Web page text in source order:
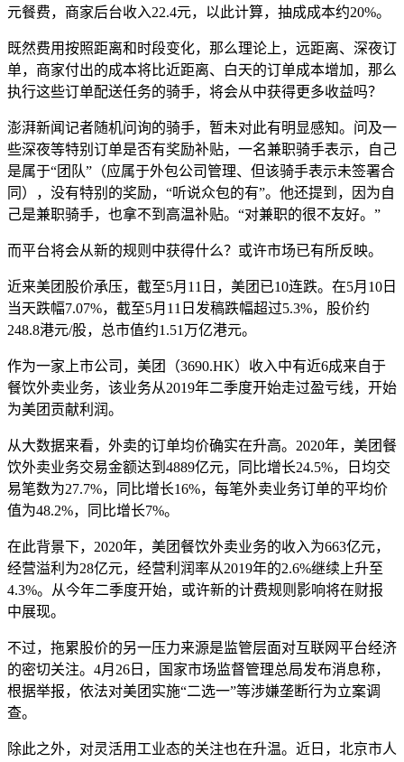
元餐费，商家后台收入22.4元，以此计算，抽成成本约20%。
既然费用按照距离和时段变化，那么理论上，远距离、深夜订
单，商家付出的成本将比近距离、白天的订单成本增加，那么
执行这些订单配送任务的骑手，将会从中获得更多收益吗？
澎湃新闻记者随机问询的骑手，暂未对此有明显感知。问及一
些深夜等特别订单是否有奖励补贴，一名兼职骑手表示，自己
是属于“团队”（应属于外包公司管理、但该骑手表示未签署合
同），没有特别的奖励，“听说众包的有”。他还提到，因为自
己是兼职骑手，也拿不到高温补贴。“对兼职的很不友好。”
而平台将会从新的规则中获得什么？或许市场已有所反映。
近来美团股价承压，截至5月11日，美团已10连跌。在5月10日
当天跌幅7.07%，截至5月11日发稿跌幅超过5.3%，股价约
248.8港元/股，总市值约1.51万亿港元。
作为一家上市公司，美团（3690.HK）收入中有近6成来自于
餐饮外卖业务，该业务从2019年二季度开始走过盈亏线，开始
为美团贡献利润。
从大数据来看，外卖的订单均价确实在升高。2020年，美团餐
饮外卖业务交易金额达到4889亿元，同比增长24.5%，日均交
易笔数为27.7%，同比增长16%，每笔外卖业务订单的平均价
值为48.2%，同比增长7%。
在此背景下，2020年，美团餐饮外卖业务的收入为663亿元，
经营溢利为28亿元，经营利润率从2019年的2.6%继续上升至
4.3%。从今年二季度开始，或许新的计费规则影响将在财报
中展现。
不过，拖累股价的另一压力来源是监管层面对互联网平台经济
的密切关注。4月26日，国家市场监督管理总局发布消息称，
根据举报，依法对美团实施“二选一”等涉嫌垄断行为立案调
查。
除此之外，对灵活用工业态的关注也在升温。近日，北京市人